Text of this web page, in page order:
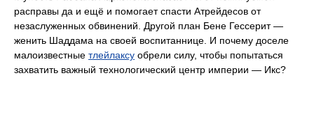
расправы да и ещё и помогает спасти Атрейдесов от
незаслуженных обвинений. Другой план Бене Гессерит —
женить Шаддама на своей воспитаннице. И почему доселе
малоизвестные тлейлаксу обрели силу, чтобы попытаться
захватить важный технологический центр империи — Икс?